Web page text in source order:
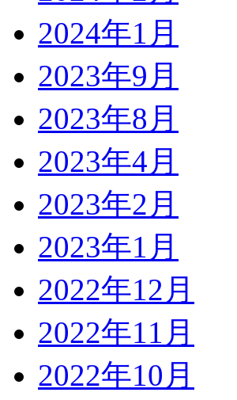
2024年1月
2023年9月
2023年8月
2023年4月
2023年2月
2023年1月
2022年12月
2022年11月
2022年10月